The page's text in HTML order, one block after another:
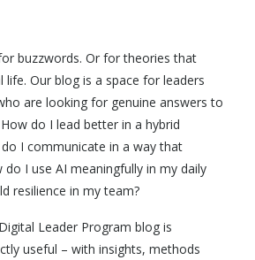
buzzwords. Or for theories that
life. Our blog is a space for leaders
are looking for genuine answers to
do I lead better in a hybrid
I communicate in a way that
do I use AI meaningfully in my daily
resilience in my team?
Leader Program blog is
useful – with insights, methods